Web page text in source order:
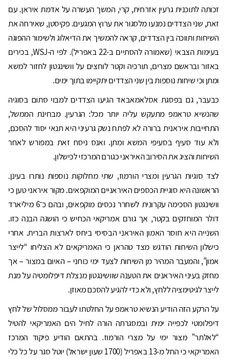
זכותה לתוכנית גרעין אזרחית, קרי, המשך העשרה על אדמת איראן. עם
זאת, שני הצדדים נמנעו מלסגור את ערוץ המגעים. פקיסטן, שאירחה את
השיחות ותווכה בין הצדדים, קראה להמשיך את הדיאלוג ולשימור ההפוגה
בעימות הצבאי (שאמורה להסתיים ב-22 באפריל). לפי ה-WSJ, בכירים
באזור ובראשם מצרים, תורכיה וקטר לוחצים על וושינגטון לחזור למשא
ומתן וכי שיחות נוספות בין שני הצדדים יתקיימו בתוך ימים.
כבעבר, גם בפסגת אסלאמאבאד הגיעו הצדדים למבוי סתום בסוגיה
שהנשיא טראמפ מתעקש עליה יותר מכל: הגרעין. מבחינת הממשל,
התחייבות איראנית ברורה לא לפתח נשק גרעיני היא תנאי יסוד להסכם,
ולא עוד סעיף בסעיפי המשא ומתן. ואנס ניסח זאת במפורש לאחר
השיחות והציג את הסירוב האיראני כגורם המרכזי לכישלון.
לצד סוגיות הגרעין ומצרי הורמוז, שתי מחלוקות נוספות נותרו בעינן.
הראשונה היא סוגיית הכספים האיראניים המוקפאים. מקור איראני טען כי
וושינגטון הסכימה עקרונית לשחרר נכסים מוקפאים, ובהם כ־6 מיליארד
דולר המוחזקים בקטר, אך גורם אמריקאי הכחיש כי הושגה הבנה כזו.
השנייה היא חוסר האמון האיראני הבסיסי ביחס לארצות הברית. אחרי
כישלון השיחות הודגש מצד טהראן כי האמריקאים לא הצליחו “לייצר
אמון”, והמעבר המהיר מן השיחות לצעד ימי כוחני – האיום במצור – אך
מחזק בעיני האיראנים את הטענה שוושינגטון מנצלת דיפלומטיה על מנת
לייצר לגיטימציה ללחץ, ולא כדי להגיע להסכם מאוזן.
על הרקע הזה הודיע הנשיא טראמפ על החלטתו לעבור ממסלול של לחץ
דיפלומטי לכפייה ימית ובמסגרתה הורה לחיל הים האמריקאי להטיל
“לאלתר” מצור ימי על מצרי הורמוז. בהתאם הודיע פיקוד המרכז
האמריקאי כי החל מ-13 באפריל (1700 שעון ישראל) יוטל סגר על כל כלי